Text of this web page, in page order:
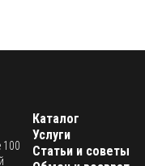
100
Каталог
Услуги
Статьи и советы